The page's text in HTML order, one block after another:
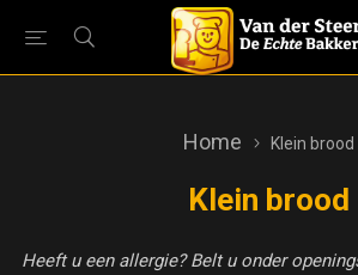
Home Klein brood
Klein brood
Heeft u een allergie? Belt u onder